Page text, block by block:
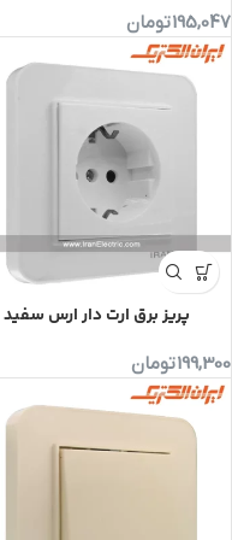
195,047تومان
پریز برق ارت دار ارس سفید
199,300تومان